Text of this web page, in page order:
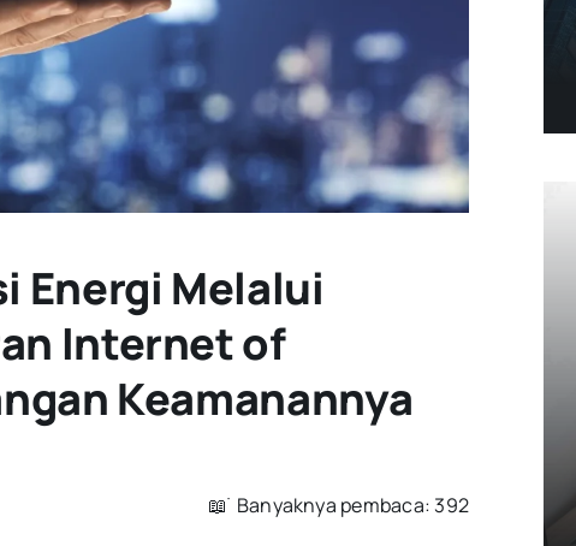
Energi Melalui
Internet of
Keamanannya
📖 ࣪ Banyaknya pembaca: 392